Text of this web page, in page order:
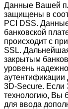
Данные Вашей
защищены в
PCI DSS.
банковской
происходит с
SSL.
закрытым
уровень
аутентификации
3D-Secure. Если
технологию, Вы
для ввода